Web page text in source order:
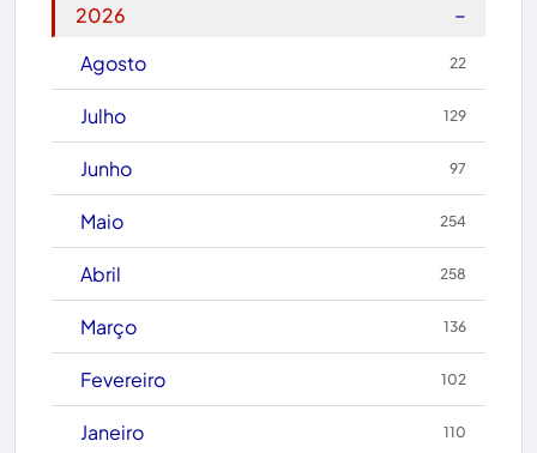
Brumado
Caculé
Caetanos
Caetité
Candiba
Cândido Sales
Caraíbas
2026
−
Agosto
22
Julho 129
Junho 97
Maio 254
Abril 258
Março 136
Fevereiro 102
Janeiro 110